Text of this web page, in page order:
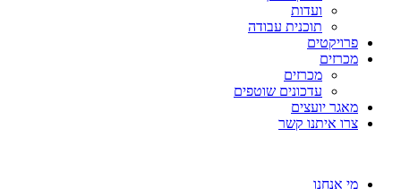
ועדות
תוכנית עבודה
פרויקטים
מכרזים
מכרזים
עדכונים שוטפים
מאגר יועצים
צרו איתנו קשר
מי אנחנו